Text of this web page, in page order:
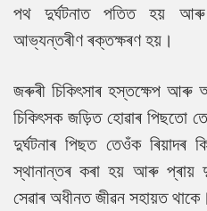
পথ দুৰ্ঘটনাত পতিত হয়
আভ্যন্তৰীণ ৰক্তক্ষৰণ হয়।
জৰুৰী চিকিৎসাৰ হস্তক্ষেপ আৰু
চিকিৎসক জড়িত হোৱাৰ পিছতো
দুৰ্ঘটনাৰ পিছত তেওঁক ৰিয়াদৰ
স্থানান্তৰ কৰা হয় আৰু প্ৰায়
সেৱাৰ অধীনত জীৱন সহায়ত থাকে।